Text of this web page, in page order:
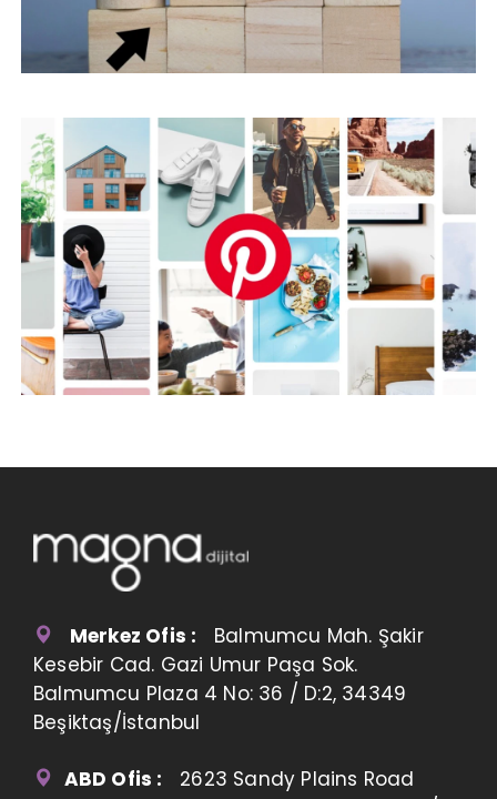
Merkez Ofis : Balmumcu Mah. Şakir
Kesebir Cad. Gazi Umur Paşa Sok.
Balmumcu Plaza 4 No: 36 / D:2, 34349
Beşiktaş/İstanbul
ABD Ofis : 2623 Sandy Plains Road